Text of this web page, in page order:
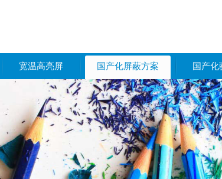
宽温高亮屏 国产化屏蔽方案 国产化